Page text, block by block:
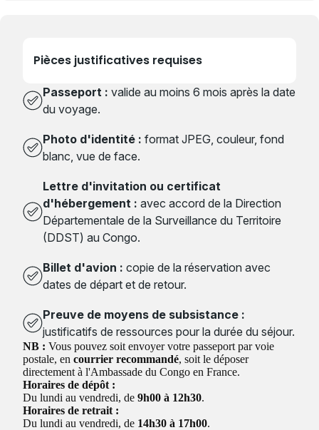
Pièces justificatives requises
Passeport : valide au moins 6 mois après la date
du voyage.
Photo d'identité : format JPEG, couleur, fond
blanc, vue de face.
Lettre d'invitation ou certificat
d'hébergement : avec accord de la Direction
Départementale de la Surveillance du Territoire
(DDST) au Congo.
Billet d'avion : copie de la réservation avec
dates de départ et de retour.
Preuve de moyens de subsistance :
justificatifs de ressources pour la durée du séjour.
NB : Vous pouvez soit envoyer votre passeport par voie
postale, en courrier recommandé, soit le déposer
directement à l'Ambassade du Congo en France.
Horaires de dépôt :
Du lundi au vendredi, de 9h00 à 12h30.
Horaires de retrait :
Du lundi au vendredi, de 14h30 à 17h00.